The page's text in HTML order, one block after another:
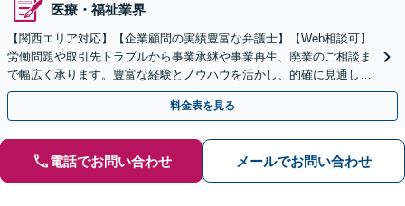
医療・福祉業界
【関西エリア対応】【企業顧問の実績豊富な弁護士】【Web相談可】
労働問題や取引先トラブルから事業承継や事業再生、廃業のご相談ま
で幅広く承ります。豊富な経験とノウハウを活かし、的確に見通しを
立て先手を打った対応が強みです。顧問契約の実績も多数
料金表を見る
電話でお問い合わせ メールでお問い合わせ